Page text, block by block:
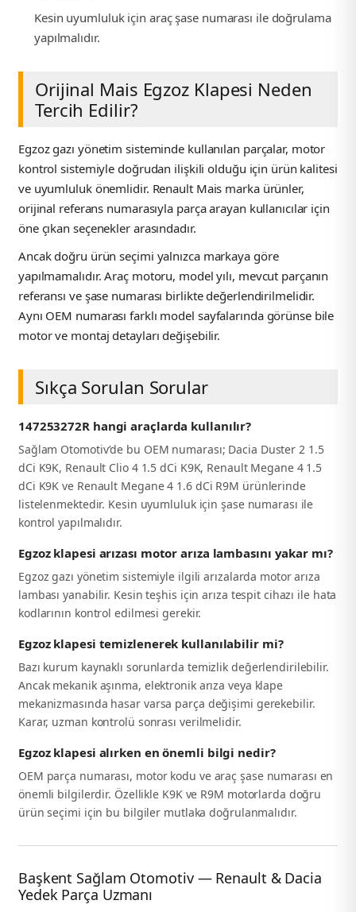
Kesin uyumluluk için araç şase numarası ile doğrulama
yapılmalıdır.
Orijinal Mais Egzoz Klapesi Neden
Tercih Edilir?
Egzoz gazı yönetim sisteminde kullanılan parçalar, motor
kontrol sistemiyle doğrudan ilişkili olduğu için ürün kalitesi
ve uyumluluk önemlidir. Renault Mais marka ürünler,
orijinal referans numarasıyla parça arayan kullanıcılar için
öne çıkan seçenekler arasındadır.
Ancak doğru ürün seçimi yalnızca markaya göre
yapılmamalıdır. Araç motoru, model yılı, mevcut parçanın
referansı ve şase numarası birlikte değerlendirilmelidir.
Aynı OEM numarası farklı model sayfalarında görünse bile
motor ve montaj detayları değişebilir.
Sıkça Sorulan Sorular
147253272R hangi araçlarda kullanılır?
Sağlam Otomotiv’de bu OEM numarası; Dacia Duster 2 1.5
dCi K9K, Renault Clio 4 1.5 dCi K9K, Renault Megane 4 1.5
dCi K9K ve Renault Megane 4 1.6 dCi R9M ürünlerinde
listelenmektedir. Kesin uyumluluk için şase numarası ile
kontrol yapılmalıdır.
Egzoz klapesi arızası motor arıza lambasını yakar mı?
Egzoz gazı yönetim sistemiyle ilgili arızalarda motor arıza
lambası yanabilir. Kesin teşhis için arıza tespit cihazı ile hata
kodlarının kontrol edilmesi gerekir.
Egzoz klapesi temizlenerek kullanılabilir mi?
Bazı kurum kaynaklı sorunlarda temizlik değerlendirilebilir.
Ancak mekanik aşınma, elektronik arıza veya klape
mekanizmasında hasar varsa parça değişimi gerekebilir.
Karar, uzman kontrolü sonrası verilmelidir.
Egzoz klapesi alırken en önemli bilgi nedir?
OEM parça numarası, motor kodu ve araç şase numarası en
önemli bilgilerdir. Özellikle K9K ve R9M motorlarda doğru
ürün seçimi için bu bilgiler mutlaka doğrulanmalıdır.
Başkent Sağlam Otomotiv — Renault & Dacia
Yedek Parça Uzmanı